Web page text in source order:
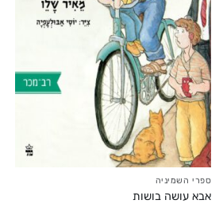
ספרי השמיניה
אבא עושה בושות